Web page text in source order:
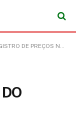
DE ANAJÁS/PA, OBJETIVANDO O REGISTRO DE PREÇOS PARA EVENTUAL AQUISIÇÃO DE MATERIAL ELÉTRICO PARA ILUMINAÇÃO PÚBLICA)